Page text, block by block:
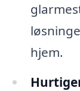
hjem.